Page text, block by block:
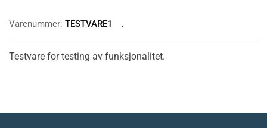
Varenummer: TESTVARE1
Testvare for testing av funksjonalitet.